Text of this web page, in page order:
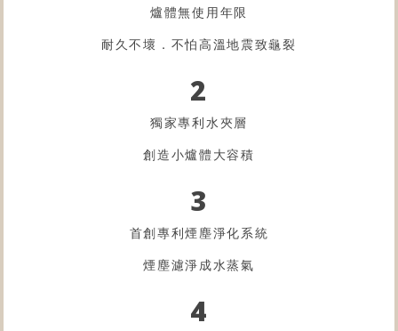
爐體無使用年限
耐久不壞．不怕高溫地震致龜裂
2
獨家專利水夾層
創造小爐體大容積
3
首創專利煙塵淨化系統
煙塵濾淨成水蒸氣
4